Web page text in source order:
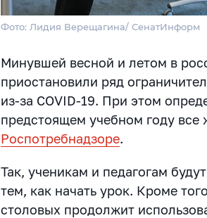
Фото: Лидия Верещагина/ СенатИнформ
Минувшей весной и летом в
приостановили ряд
из-за COVID-19. При этом
предстоящем учебном году все
Роспотребнадзоре.
Так, ученикам и педагогам
тем, как начать урок. Кроме
столовых продолжит